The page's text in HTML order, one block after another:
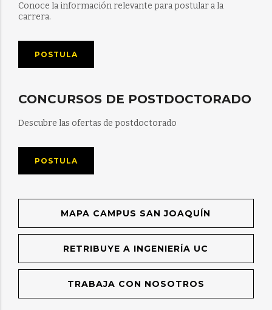
Conoce la información relevante para postular a la
carrera.
POSTULA
CONCURSOS DE POSTDOCTORADO
Descubre las ofertas de postdoctorado
POSTULA
MAPA CAMPUS SAN JOAQUÍN
RETRIBUYE A INGENIERÍA UC
TRABAJA CON NOSOTROS